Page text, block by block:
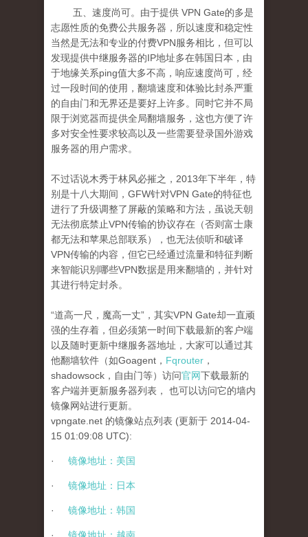
五 、速度尚可。由于提供 VPN Gate的多是
志愿性质的免费公共服务器，所以速度和稳定性
当然是无法和专业的付费VPN服务相比，但可以
发现提供中继服务器的IP地址多在韩国日本，由
于地缘关系ping值大多不高，响应速度尚可，经
过一段时间的使用，翻墙速度和体验比封杀严重
的自由门和无界还是要好上许多。同时它并不局
限于浏览器而提供全局翻墙服务，这也方便了许
多对安全性要求较高以及一些需要登录国外游戏
服务器的用户需求。
不过话说木秀于林风必摧之， 2013年下半年，特
别是十八大期间， GFW针对VPN Gate的特征也
进行了升级调整了屏蔽的策略和方法，虽说天朝
无法彻底禁止VPN传输的协议存在（否则富士康
都无法和苹果总部联系），也无法侦听和破译
VPN传输的内容，但它已经通过流量和特征判断
来智能识别哪些VPN数据是用来翻墙的，并针对
其进行特定封杀。
“道高一尺，魔高一丈” ，其实VPN Gate却一直顽
强的生存着，但必须第一时间下载最新的客户端
以及随时更新中继服务器地址，大家可以通过其
他翻墙软件（如Goagent ， Fqrouter ，
shadowsock ，自由门等）访问官网下载最新的
客户端并更新服务器列表，
也可以访问它的墙内
镜像网站进行更新。
vpngate.net 的镜像站点列表 (更新于 2014-04-
15 01:09:08 UTC):
· 镜像地址：美国
· 镜像地址：日本
· 镜像地址：韩国